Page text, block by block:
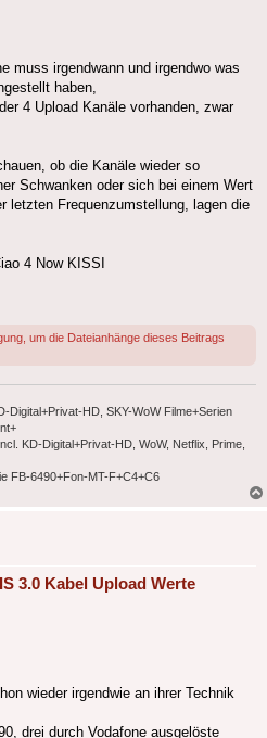
muss irgendwann und irgendwo was
haben,
4 Upload Kanäle vorhanden, zwar
ob die Kanäle wieder so
Schwanken oder sich bei einem Wert
letzten Frequenzumstellung, lagen die
4 Now KISSI
um die Dateianhänge dieses Beitrags
Digital+Privat-HD, SKY-WoW Filme+Serien
KD-Digital+Privat-HD, WoW, Netflix, Prime,
FB-6490+Fon-MT-F+C4+C6
3.0 Kabel Upload Werte
wieder irgendwie an ihrer Technik
drei durch Vodafone ausgelöste